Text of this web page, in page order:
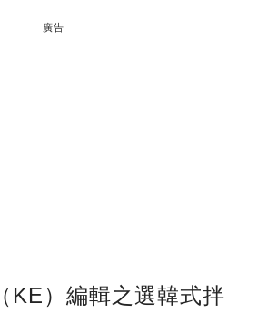
廣告
KE）編輯之選韓式拌